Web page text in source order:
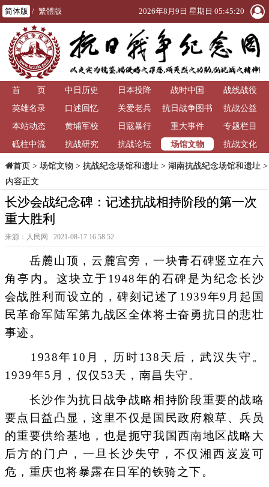
简体版 / 繁體版 2026年8月9日 星期日 05:45:20
首 页 中日历史 日本投降 战时中国
战线战役
英雄名录
口述回忆 关爱老兵
抗日战争图书
馆
抗战公益
本站动态
黄埔军校 日寇暴行 重大事件
专题栏目
砥柱中流
抗战研究 抗战论坛 场馆文物 抗战文化
首页> 场馆文物 > 抗战纪念场馆和遗址 > 湖南抗战纪念场馆和遗址 >
内容正文
长沙会战纪念碑：记述抗战相持阶段的第一次
重大胜利
来源：人民网 2021-08-17 16:58:52
岳麓山顶，云麓宫旁，一块青石碑竖立在六
角亭内。这块立于1948年的石碑是为纪念长沙
会战胜利而设立的，碑刻记述了1939年9月起国
民革命军陆军第九战区全体将士奋勇抗日的悲壮
事迹。
1938年10月，历时138天后，武汉失守。
1939年5月，仅仅53天，南昌失守。
长沙作为抗日战争战略相持阶段重要的战略
要点日益凸显，这里不仅是国民政府粮草、兵员
的重要供给基地，也是扼守我国西南地区战略大
后方的门户，一旦长沙失守，不仅湘西岌岌可
危，重庆也将暴露在日军的铁骑之下。